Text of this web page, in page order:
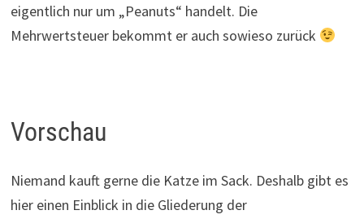
eigentlich nur um „Peanuts“ handelt. Die
Mehrwertsteuer bekommt er auch sowieso zurück
Vorschau
Niemand kauft gerne die Katze im Sack. Deshalb gibt es
hier einen Einblick in die Gliederung der